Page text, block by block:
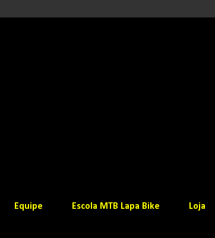
Equipe Escola MTB Lapa Bike Loja